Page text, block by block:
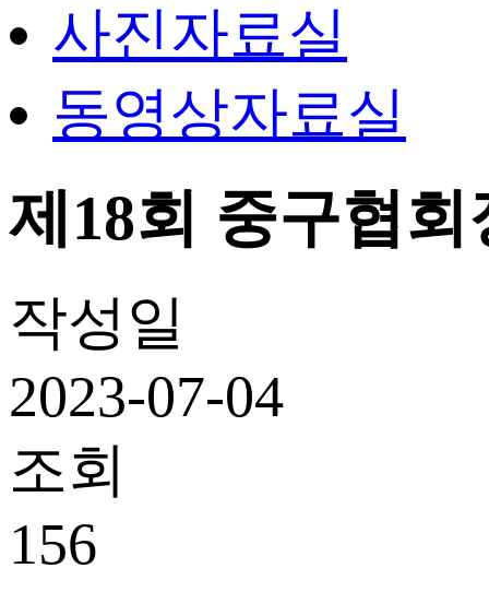
사진자료실
동영상자료실
제18회 중구협회
작성일
2023-07-04
조회
156